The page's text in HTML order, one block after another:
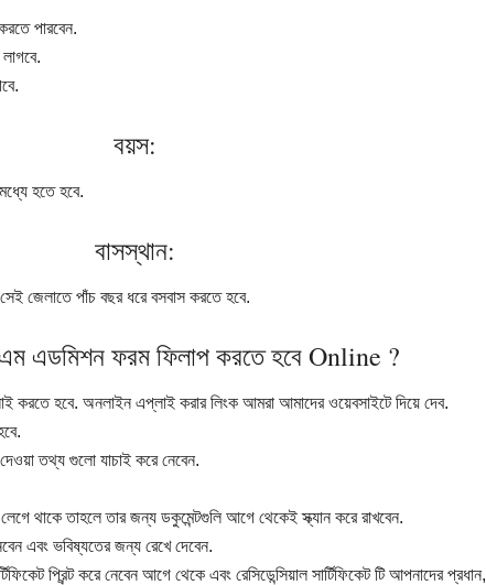
পারবেন.
লাগবে.
.
বয়স:
মধ্যে হতে হবে.
বাসস্থান:
সেই জেলাতে পাঁচ বছর ধরে বসবাস করতে হবে.
এডমিশনফরমফিলাপকরতেহবেOnline ?
করতে হবে. অনলাইন এপ্লাই করার লিংক আমরা আমাদের ওয়েবসাইটে দিয়ে দেব.
.
দেওয়া তথ্য গুলো যাচাই করে নেবেন.
লেগে থাকে তাহলে তার জন্য ডকুমেন্টগুলি আগে থেকেই স্ক্যান করে রাখবেন.
এবং ভবিষ্যতের জন্য রেখে দেবেন.
প্রিন্ট করে নেবেন আগে থেকে এবং রেসিডেন্সিয়াল সার্টিফিকেট টি আপনাদের প্রধান,